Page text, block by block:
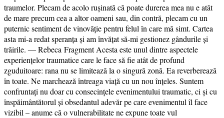
traumelor. Plecam de acolo rușinată că poate durerea mea nu e atât
de mare precum cea a altor oameni sau, din contră, plecam cu un
puternic sentiment de vinovăție pentru felul în care mă simt. Cartea
asta mi-a redat speranța și am învățat să-mi gestionez gândurile și
trăirile. ― Rebeca Fragment Acesta este unul dintre aspectele
experienţelor traumatice care le face să fie atât de profund
zguduitoare: rana nu se limitează la o singură zonă. Ea reverberează
în toate. Ne marchează întreaga viață cu un nou înţeles. Suntem
confruntați nu doar cu consecinţele evenimentului traumatic, ci şi cu
înspăimântătorul și obsedantul adevăr pe care evenimentul îl face
vizibil – anume că o vulnerabilitate ne expune toate vul